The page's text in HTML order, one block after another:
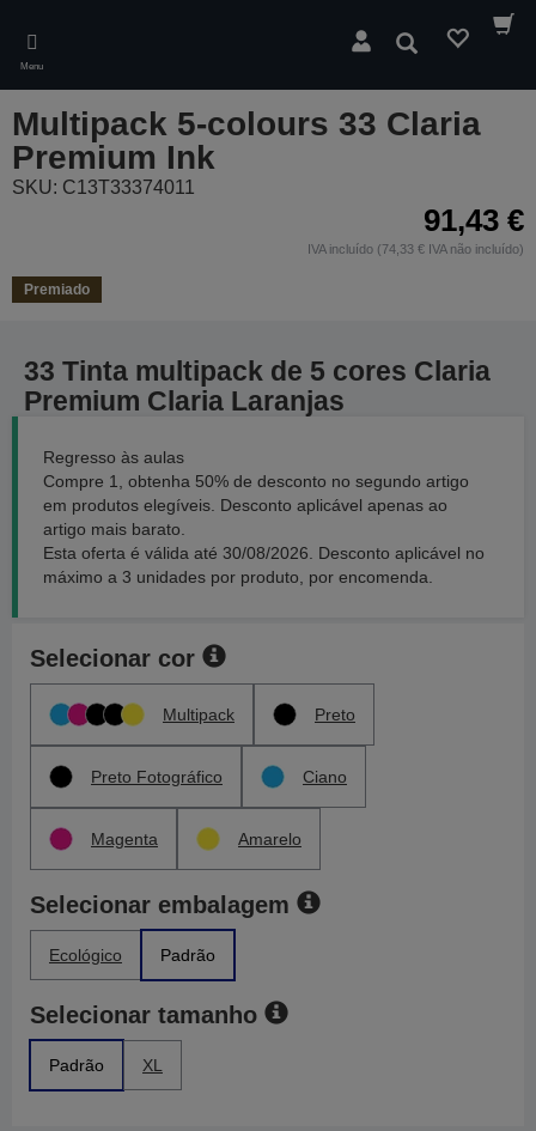
main
content
Menu
Pesquisar
Multipack 5-colours 33 Claria
Premium Ink
SKU: C13T33374011
91,43 €
IVA incluído (74,33 € IVA não incluído)
Premiado
33 Tinta multipack de 5 cores Claria
Premium Claria Laranjas
Regresso às aulas
Compre 1, obtenha 50% de desconto no segundo artigo
em produtos elegíveis. Desconto aplicável apenas ao
artigo mais barato.
Esta oferta é válida até 30/08/2026. Desconto aplicável no
máximo a 3 unidades por produto, por encomenda.
Selecionar cor
Multipack Preto
Preto Fotográfico Ciano
Magenta Amarelo
Selecionar embalagem
Ecológico Padrão
Selecionar tamanho
Padrão XL